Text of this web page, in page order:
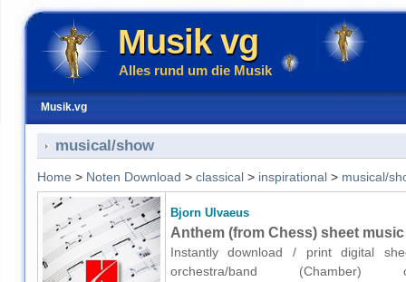
Musik vg
Alles rund um die Musik
Musik.vg
musical/show
Home > Noten Download > classical> inspirational> musical/
Bjorn Ulvaeus
Anthem (from Chess) sheet
Instantly download / print digital
orchestra/band